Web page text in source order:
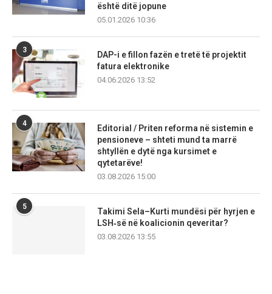
është ditë jopune
05.01.2026 10:36
3
DAP-i e fillon fazën e tretë të projektit
fatura elektronike
04.06.2026 13:52
4
Editorial / Priten reforma në sistemin e
pensioneve – shteti mund ta marrë
shtyllën e dytë nga kursimet e
qytetarëve!
03.08.2026 15:00
5
Takimi Sela–Kurti mundësi për hyrjen e
LSH‑së në koalicionin qeveritar?
03.08.2026 13:55